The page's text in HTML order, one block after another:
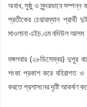
ও দোয়া মাহফিল
অবাধ, সুষ্ঠু ও সুন্দরভাবে সম্পন্ন
প্রতীকের চেয়ারম্যান প্রার্থী
মাওলানা এইচ.এম বদিউল আলম।
মঙ্গলবার (২৮ডিসেম্বর) দুপুর
শংকা প্রকাশ করে বহিরাগত ও
করতে প্রশাসনের দৃষ্টি আকর্ষণ